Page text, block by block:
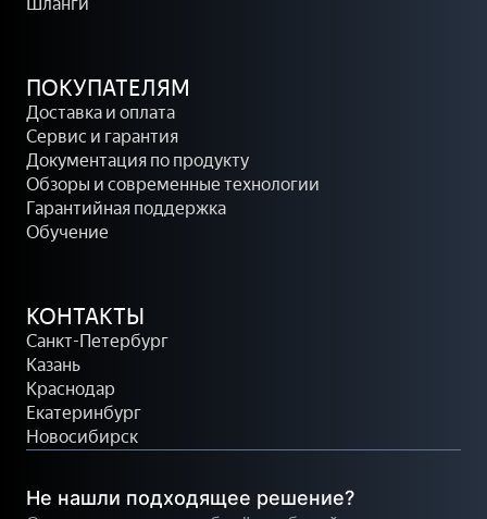
ПОКУПАТЕЛЯМ
Доставка и оплата
Сервис и гарантия
Документация по продукту
Обзоры и современные технологии
Гарантийная поддержка
Обучение
КОНТАКТЫ
Санкт-Петербург
Казань
Краснодар
Екатеринбург
Новосибирск
Не нашли подходящее решение?